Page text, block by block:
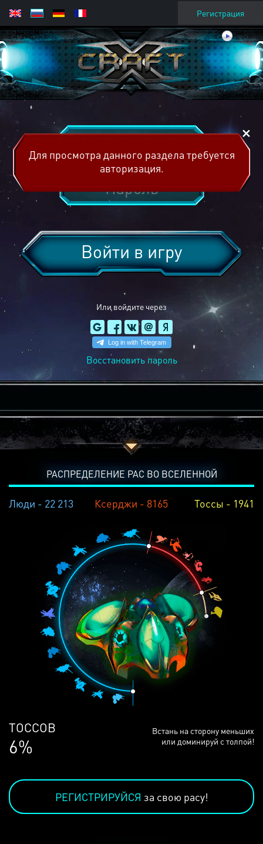
Регистрация
Или войдите через
Войти в игру
Восстановить пароль
Для просмотра данного раздела требуется
авторизация.
РАСПРЕДЕЛЕНИЕ РАС ВО ВСЕЛЕННОЙ
Люди - 22 213 Ксерджи - 8165 Тоссы - 1941
ЛЮДЕЙ
68%
Встань на сторону меньших
или доминируй с толпой!
РЕГИСТРИРУЙСЯ за свою расу!